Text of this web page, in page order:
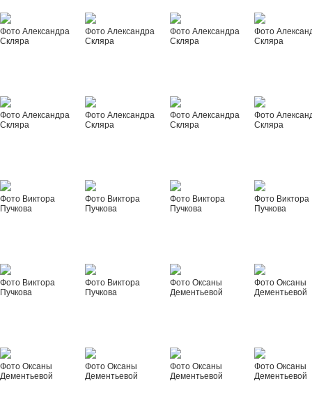
Фото Александра
Скляра
Фото Александра
Скляра
Фото Александра
Скляра
Фото
Скляра
Фото Александра
Скляра
Фото Александра
Скляра
Фото Александра
Скляра
Фото
Скляра
Фото Виктора
Пучкова
Фото Виктора
Пучкова
Фото Виктора
Пучкова
Фото Виктора
Пучкова
Фото Виктора
Пучкова
Фото Виктора
Пучкова
Фото Оксаны
Дементьевой
Фото Оксаны
Дементьевой
Фото Оксаны
Дементьевой
Фото Оксаны
Дементьевой
Фото Оксаны
Дементьевой
Фото Оксаны
Дементьевой